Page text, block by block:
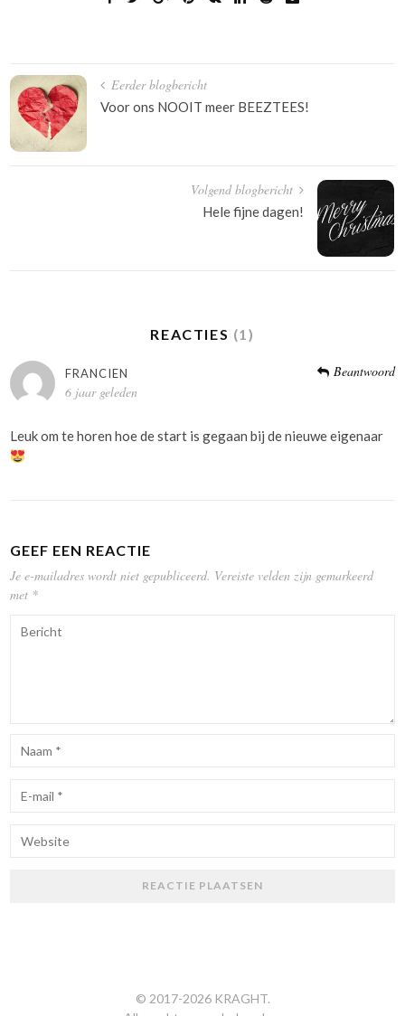
Bericht
navigatie
Eerder blogbericht
Voor ons NOOIT meer BEEZTEES!
Volgend blogbericht
Hele fijne dagen!
REACTIES (1)
FRANCIEN
6 jaar geleden
Beantwoord
Leuk om te horen hoe de start is gegaan bij de nieuwe eigenaar
GEEF EEN REACTIE
Je e-mailadres wordt niet gepubliceerd. Vereiste velden zijn gemarkeerd
met *
© 2017-2026 KRAGHT.